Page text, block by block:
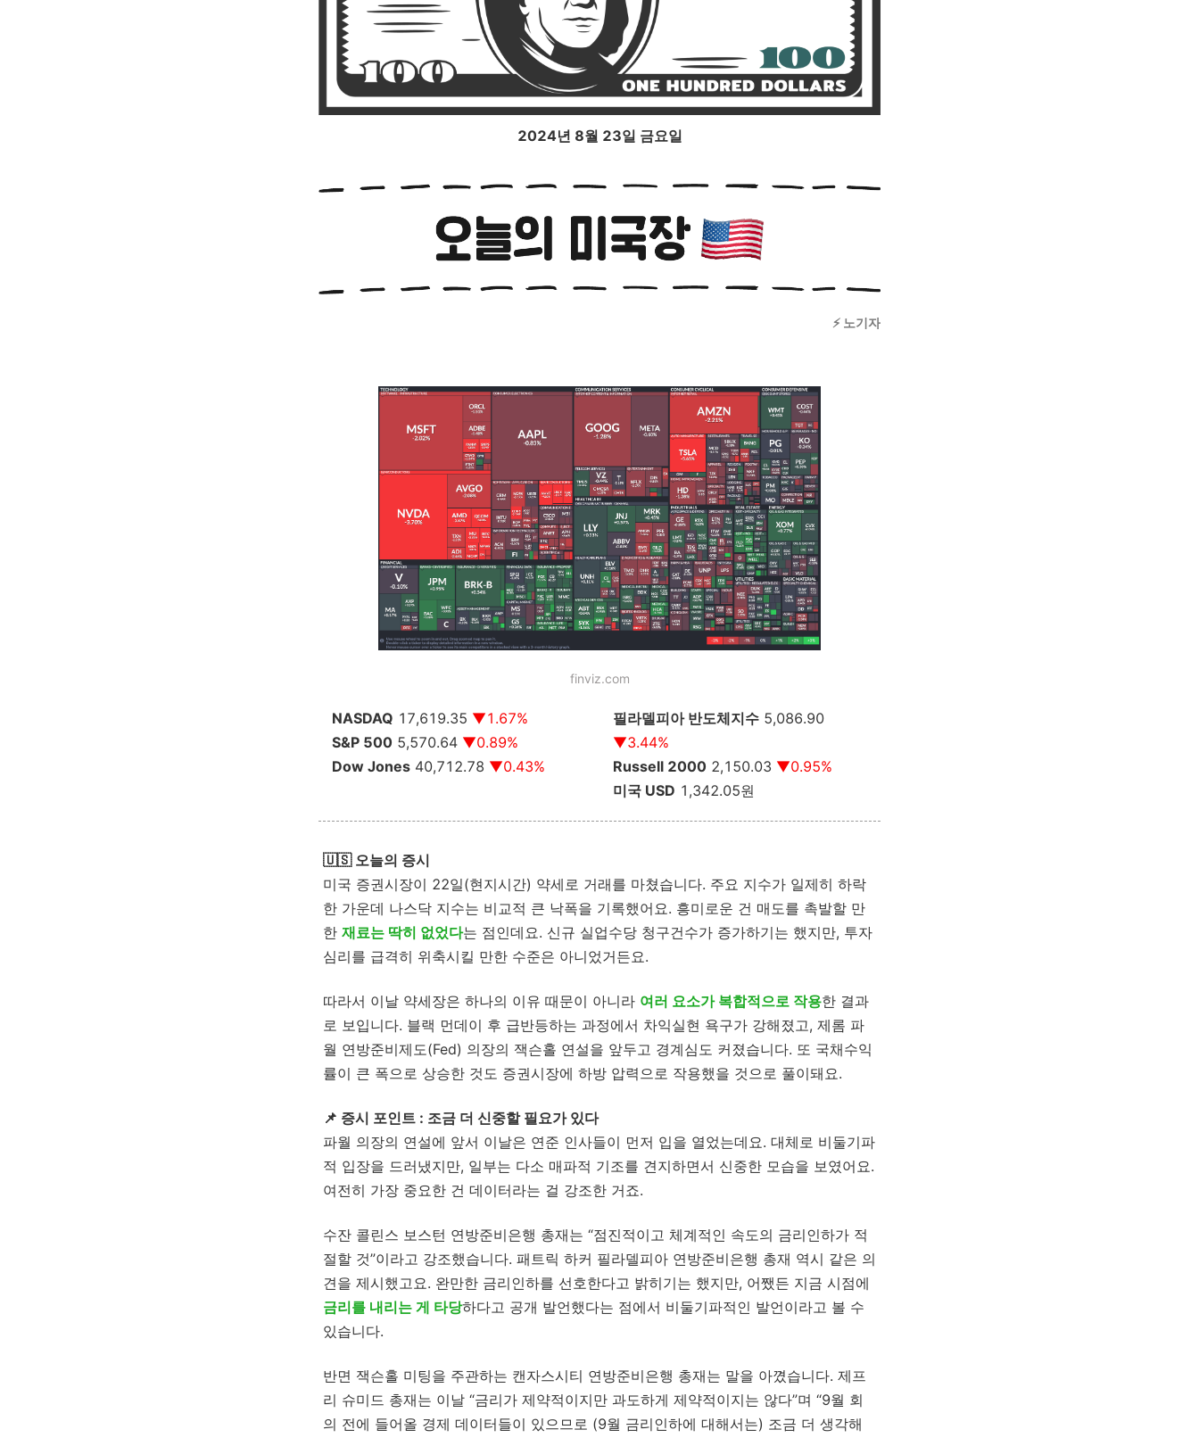
2024년 8월 23일 금요일
⚡️ 노기자
finviz.com
NASDAQ 17,619.35 ▼1.67%
S&P 500 5,570.64 ▼0.89%
Dow Jones 40,712.78 ▼0.43%
필라델피아 반도체지수 5,086.90
▼3.44%
Russell 2000 2,150.03 ▼0.95%
미국 USD 1,342.05원
🇺🇸 오늘의 증시
미국 증권시장이 22일(현지시간) 약세로 거래를 마쳤습니다. 주요 지수가 일제히 하락
한 가운데 나스닥 지수는 비교적 큰 낙폭을 기록했어요. 흥미로운 건 매도를 촉발할 만
한 재료는 딱히 없었다는 점인데요. 신규 실업수당 청구건수가 증가하기는 했지만, 투자
심리를 급격히 위축시킬 만한 수준은 아니었거든요.
따라서 이날 약세장은 하나의 이유 때문이 아니라 여러 요소가 복합적으로 작용한 결과
로 보입니다. 블랙 먼데이 후 급반등하는 과정에서 차익실현 욕구가 강해졌고, 제롬 파
월 연방준비제도(Fed) 의장의 잭슨홀 연설을 앞두고 경계심도 커졌습니다. 또 국채수익
률이 큰 폭으로 상승한 것도 증권시장에 하방 압력으로 작용했을 것으로 풀이돼요.
📌 증시 포인트 : 조금 더 신중할 필요가 있다
파월 의장의 연설에 앞서 이날은 연준 인사들이 먼저 입을 열었는데요. 대체로 비둘기파
적 입장을 드러냈지만, 일부는 다소 매파적 기조를 견지하면서 신중한 모습을 보였어요.
여전히 가장 중요한 건 데이터라는 걸 강조한 거죠.
수잔 콜린스 보스턴 연방준비은행 총재는 “점진적이고 체계적인 속도의 금리인하가 적
절할 것”이라고 강조했습니다. 패트릭 하커 필라델피아 연방준비은행 총재 역시 같은 의
견을 제시했고요. 완만한 금리인하를 선호한다고 밝히기는 했지만, 어쨌든 지금 시점에
금리를 내리는 게 타당하다고 공개 발언했다는 점에서 비둘기파적인 발언이라고 볼 수
있습니다.
반면 잭슨홀 미팅을 주관하는 캔자스시티 연방준비은행 총재는 말을 아꼈습니다. 제프
리 슈미드 총재는 이날 “금리가 제약적이지만 과도하게 제약적이지는 않다”며 “9월 회
의 전에 들어올 경제 데이터들이 있으므로 (9월 금리인하에 대해서는) 조금 더 생각해